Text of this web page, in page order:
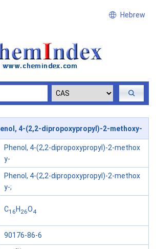
Hebrew
4-(2,2-dipropoxypropyl)-2-methoxy-
Phenol, 4-(2,2-dipropoxypropyl)-2-methox
y-
Phenol, 4-(2,2-dipropoxypropyl)-2-methox
y-;
C16 H 26O4
90176-86-6